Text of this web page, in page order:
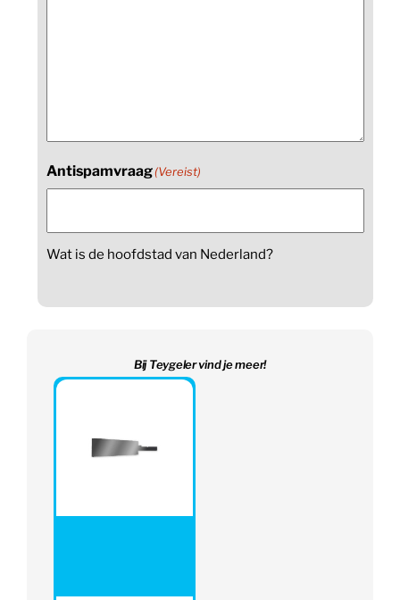
Antispamvraag(Vereist)
Wat is de hoofdstad van Nederland?
Bij Teygeler vind je meer!